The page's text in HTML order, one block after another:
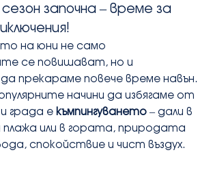
започна – време за
на юни не само
се повишават, но и
прекараме повече време навън.
начини да избягаме от
града е къмпингуването – дали в
плажа или в гората, природата
спокойствие и чист въздух.